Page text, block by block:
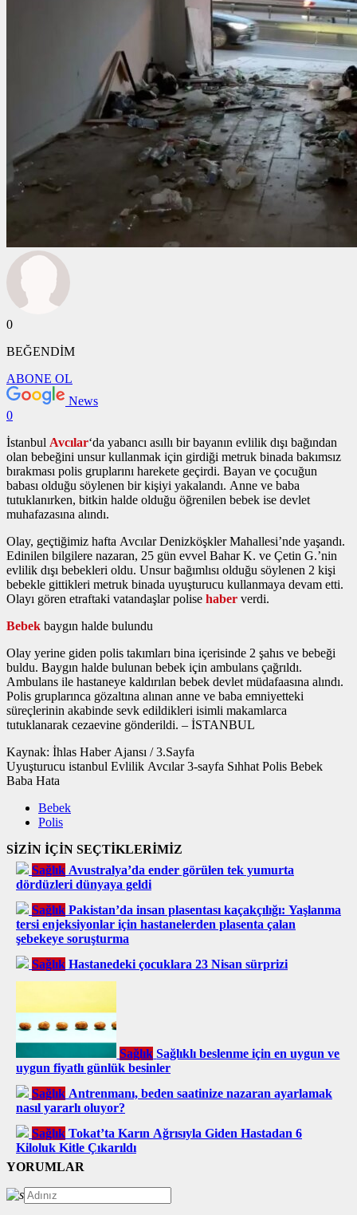
0
BEĞENDİM
ABONE OL
News
0
İstanbul Avcılar‘da yabancı asıllı bir bayanın evlilik dışı bağından
olan bebeğini unsur kullanmak için girdiği metruk binada bakımsız
bırakması polis gruplarını harekete geçirdi. Bayan ve çocuğun
babası olduğu söylenen bir kişiyi yakalandı. Anne ve baba
tutuklanırken, bitkin halde olduğu öğrenilen bebek ise devlet
muhafazasına alındı.
Olay, geçtiğimiz hafta Avcılar Denizköşkler Mahallesi’nde yaşandı.
Edinilen bilgilere nazaran, 25 gün evvel Bahar K. ve Çetin G.’nin
evlilik dışı bebekleri oldu. Unsur bağımlısı olduğu söylenen 2 kişi
bebekle gittikleri metruk binada uyuşturucu kullanmaya devam etti.
Olayı gören etraftaki vatandaşlar polise haber verdi.
Bebek baygın halde bulundu
Olay yerine giden polis takımları bina içerisinde 2 şahıs ve bebeği
buldu. Baygın halde bulunan bebek için ambulans çağrıldı.
Ambulans ile hastaneye kaldırılan bebek devlet müdafaasına alındı.
Polis gruplarınca gözaltına alınan anne ve baba emniyetteki
süreçlerinin akabinde sevk edildikleri isimli makamlarca
tutuklanarak cezaevine gönderildi. – İSTANBUL
Kaynak: İhlas Haber Ajansı / 3.Sayfa
Uyuşturucu istanbul Evlilik Avcılar 3-sayfa Sıhhat Polis Bebek
Baba Hata
Bebek
Polis
SİZİN İÇİN SEÇTİKLERİMİZ
Sağlık Avustralya’da ender görülen tek yumurta
dördüzleri dünyaya geldi
Sağlık Pakistan’da insan plasentası kaçakçılığı: Yaşlanma
tersi enjeksiyonlar için hastanelerden plasenta çalan
şebekeye soruşturma
Sağlık Hastanedeki çocuklara 23 Nisan sürprizi
Sağlık Sağlıklı beslenme için en uygun ve
uygun fiyatlı günlük besinler
Sağlık Antrenmanı, beden saatinize nazaran ayarlamak
nasıl yararlı oluyor?
Sağlık Tokat’ta Karın Ağrısıyla Giden Hastadan 6
Kiloluk Kitle Çıkarıldı
YORUMLAR